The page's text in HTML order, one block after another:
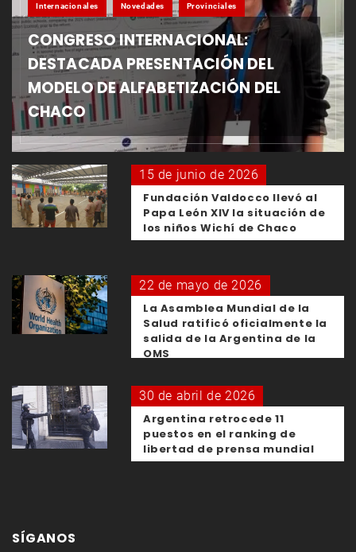
Internacionales Novedades Provinciales
CONGRESO INTERNACIONAL:
DESTACADA PRESENTACIÓN DEL
MODELO DE ALFABETIZACIÓN DEL
CHACO
15 de junio de 2026
Fundación Valdocco llevó al
Papa León XIV la situación de
los niños Wichí de Chaco
22 de mayo de 2026
La Asamblea Mundial de la
Salud ratificó oficialmente la
salida de la Argentina de la
OMS
30 de abril de 2026
Argentina retrocede 11
puestos en el ranking de
libertad de prensa mundial
SÍGANOS